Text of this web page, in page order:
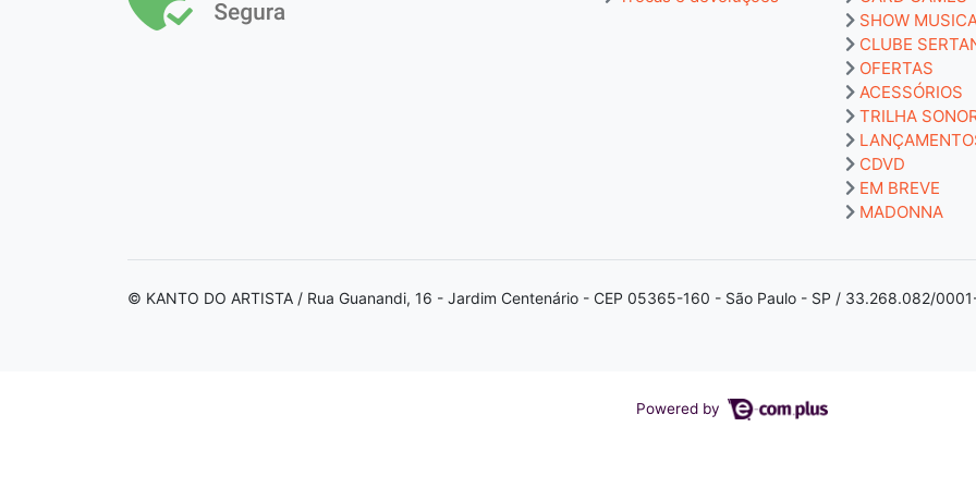
SHOW
CLUBE
OFERTAS
ACESSÓRIOS
TRILHA
CDVD
EM BREVE
MADONNA
© KANTO DO ARTISTA / Rua Guanandi, 16 - Jardim Centenário - CEP 05365-160 - São Paulo - SP / 33.268.082/
Powered by